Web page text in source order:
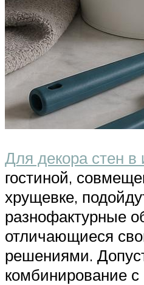
Для декора стен в
гостиной,
хрущевке,
разнофактурные
отличающиеся
решениями.
комбинирование с